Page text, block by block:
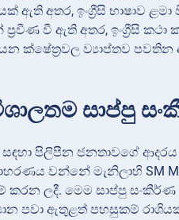
ඇති අතර, ඉංග්‍රීසි භාෂාව
ප්‍රවීණ වී ඇති අතර, ඉංග්‍රීසි
යන ක්ෂේත්‍රවල ව්‍යාප්තව
සාප්පු
සඳහා පිලිපීන ජනතාවගේ
වන්නේ මැනිලාහි SM
ලදී. මෙම සාප්පු සංකීර්ණ
පවා ඇතුළත් පහසුකම්